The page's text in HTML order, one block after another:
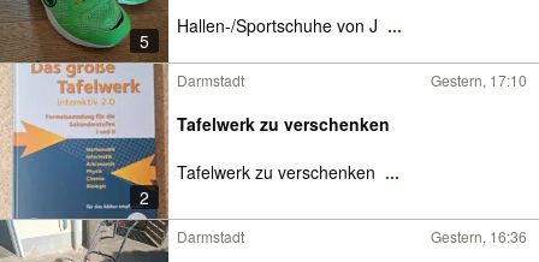
5
Hallen-/Sportschuhe von J ...
2
Darmstadt Gestern, 17:10
Tafelwerk zu verschenken
Tafelwerk zu verschenken ...
Darmstadt Gestern, 16:36